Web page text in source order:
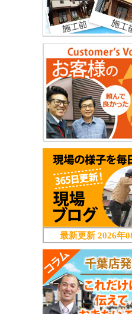
最新更新 2026年